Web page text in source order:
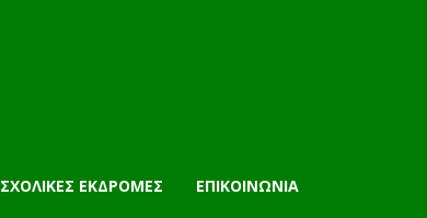
ΣΧΟΛΙΚΕΣ ΕΚΔΡΟΜΕΣ ΕΠΙΚΟΙΝΩΝΙΑ